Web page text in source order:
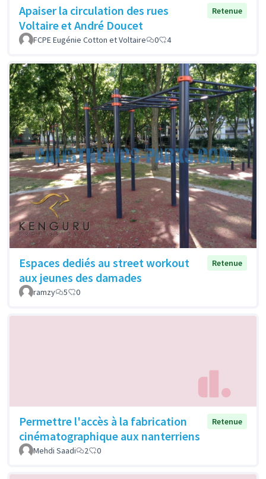
Apaiser la circulation des rues
Voltaire et André Doucet
Retenue
FCPE Eugénie Cotton et Voltaire 0 4
Espaces dediés au street workout
aux jeunes des damades
Retenue
ramzy 5 0
Permettre l'accès à la fabrication
cinématographique aux nanterriens
Retenue
Mehdi Saadi 2 0